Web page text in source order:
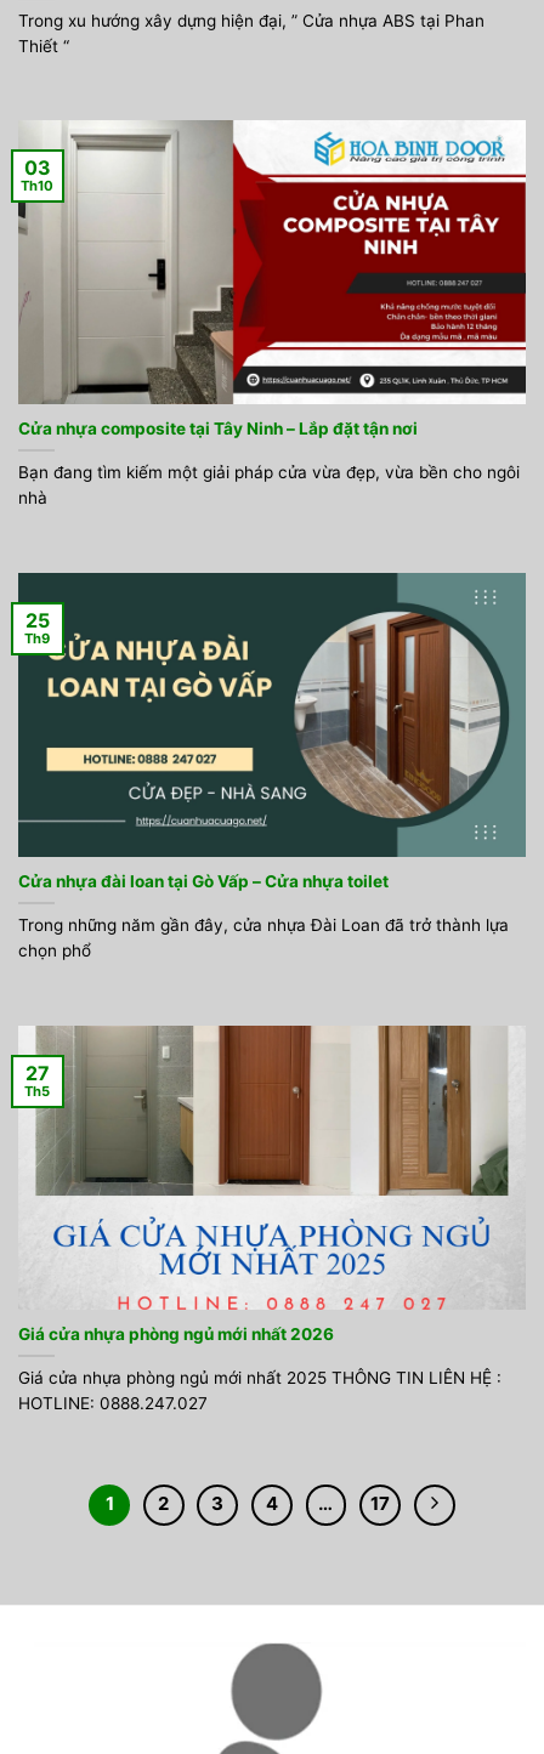
Trong xu hướng xây dựng hiện đại, ” Cửa nhựa ABS tại Phan
Thiết “
Cửa nhựa composite tại Tây Ninh – Lắp đặt tận nơi
Bạn đang tìm kiếm một giải pháp cửa vừa đẹp, vừa bền cho ngôi
nhà
03
Th10
Cửa nhựa đài loan tại Gò Vấp – Cửa nhựa toilet
Trong những năm gần đây, cửa nhựa Đài Loan đã trở thành lựa
chọn phổ
25
Th9
Giá cửa nhựa phòng ngủ mới nhất 2026
Giá cửa nhựa phòng ngủ mới nhất 2025 THÔNG TIN LIÊN HỆ :
HOTLINE: 0888.247.027
27
Th5
1 2 3 4 … 17